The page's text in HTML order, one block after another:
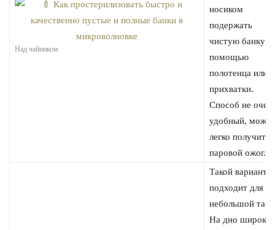
Над чайником
носиком
подержать
чистую банку с
помощью
полотенца или
прихватки.
Способ не
удобный,
легко получить
паровой ожог.
Такой вариант
подходит для
небольшой
На дно широкой